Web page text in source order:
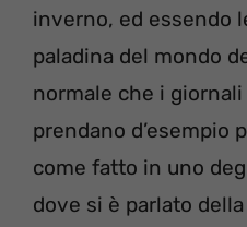
inverno, ed essendo
paladina del mondo
normale che i
prendano d’esempio
come fatto in uno
dove si è parlato